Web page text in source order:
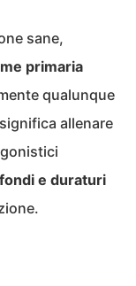
sane,
primaria
qualunque
allenare
e duraturi